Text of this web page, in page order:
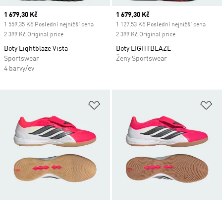
Current price
1 679,30 Kč
1 559,35 Kč Poslední nejnižší cena
2 399 Kč Original price
Boty Lightblaze Vista
Sportswear
4 barvy/ev
Current price
1 679,30 Kč
1 127,53 Kč Poslední nejnižší cena
2 399 Kč Original price
Boty LIGHTBLAZE
Ženy Sportswear